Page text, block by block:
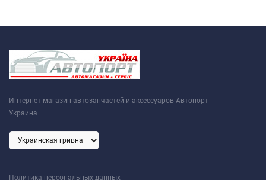
Интернет магазин автозапчастей и аксессуаров Автопорт-
Украина
Политика персональных данных